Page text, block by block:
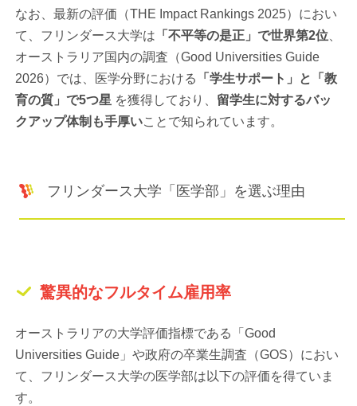
なお、最新の評価（THE Impact Rankings 2025）におい
て、フリンダース大学は 「不平等の是正」で世界第2位
オーストラリア国内の調査（Good Universities Guide
2026）では、医学分野における
「学生サポート」と「教
育の質」で5つ星 を獲得しており、 留学生に対するバッ
クアップ体制も手厚いことで知られています。
フリンダース大学「医学部」を選ぶ理由
驚異的なフルタイム雇用率
オーストラリアの大学評価指標である「Good
Universities Guide」や政府の卒業生調査（GOS）におい
て、フリンダース大学の医学部は以下の評価を得ていま
す。